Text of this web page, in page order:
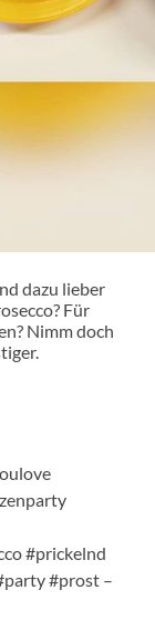
dazu lieber
Für
Nimm doch
#prickelnd
#prost –